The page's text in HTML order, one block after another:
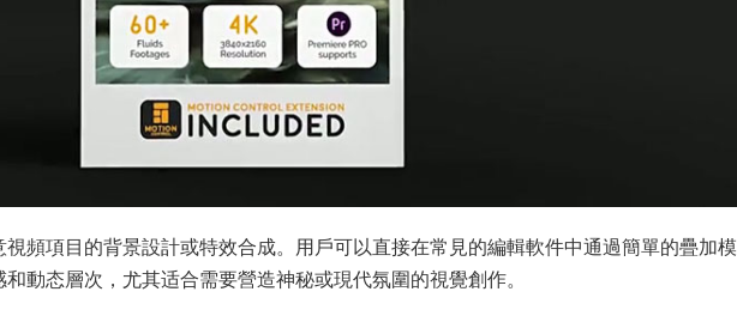
頻項目的背景設計或特效合成。用戶可以直接在常見的編輯軟件中通過簡單的疊加模
動态層次，尤其适合需要營造神秘或現代氛圍的視覺創作。